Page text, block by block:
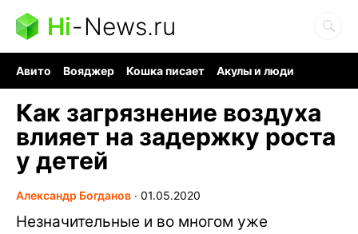
Hi-News.ru
Авито Вояджер Кошка писает
Акулы и люди
Как загрязнение воздуха
влияет на задержку роста
у детей
Александр Богданов ∙ 01.05.2020
Незначительные и во многом уже